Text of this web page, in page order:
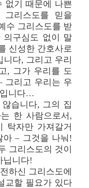
없기 때문에 나쁜
그리스도를 믿을
수 그리스도를 받
의구심도 없이 말
신성한 간호사로
다, 그리고 우리
, 그가 우리를 도
그리고 우리는 우
니다…
습니다, 그의 집
한 사람으로서,
탁자만 가져갈거
– 그것을 나눠!
그리스도의 것이
닙니다!
하신 그리스도에
교할 필요가 있다